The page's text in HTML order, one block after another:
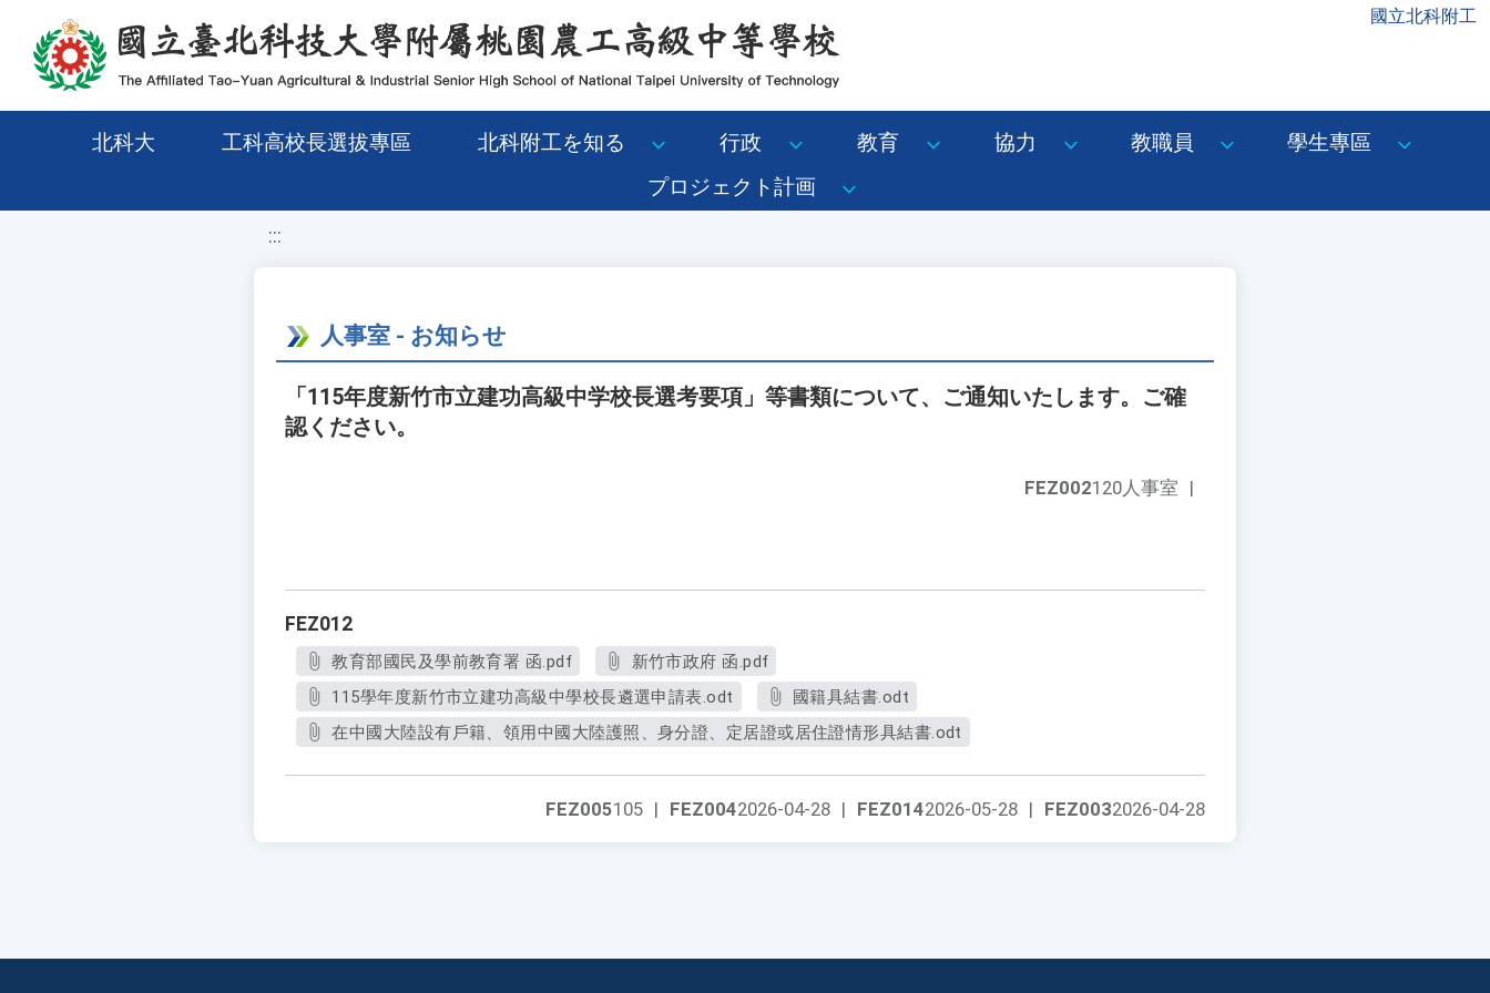
移至網頁之主要內容區位置 國立北科附工
北科大 工科高校長選拔專區 北科附工を知る 行政 教育 協力 教職員
學生專區
プロジェクト計画
:::
人事室 - お知らせ
「115年度新竹市立建功高級中学校長選考要項」等書類について、ご通知いたします。ご確
認ください。
FEZ002120人事室 |
FEZ012
教育部國民及學前教育署 函.pdf
新竹市政府 函.pdf
115學年度新竹市立建功高級中學校長遴選申請表.odt
國籍具結書.odt
在中國大陸設有戶籍、領用中國大陸護照、身分證、定居證或居住證情形具結書.odt
FEZ0032026-04-28
FEZ0142026-05-28 |
FEZ0042026-04-28 |
FEZ005105 |